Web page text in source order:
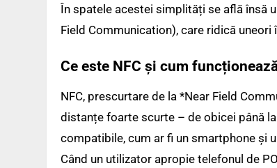
În spatele acestei simplități se află însă
Field Communication), care ridică
Ce este NFC și cum
NFC, prescurtare de la *Near Field
distanțe foarte scurte – de obicei până
compatibile, cum ar fi un smartphone și
Când un utilizator apropie telefonul de